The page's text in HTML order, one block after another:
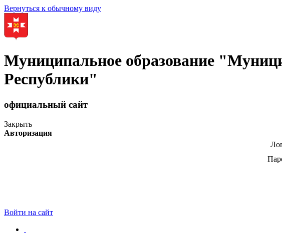
Вернуться к обычному виду
Муниципальное образование
Республики"
официальный сайт
Закрыть
Авторизация
Войти на сайт